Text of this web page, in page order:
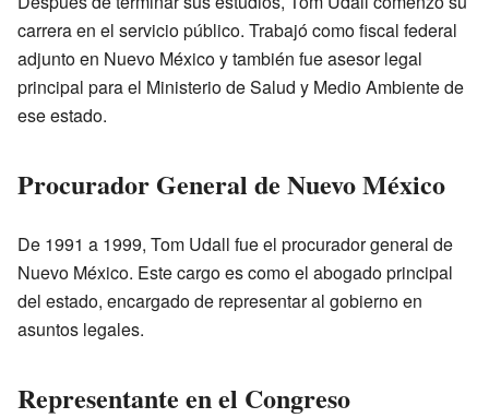
carrera en el servicio público. Trabajó como fiscal federal
adjunto en Nuevo México y también fue asesor legal
principal para el Ministerio de Salud y Medio Ambiente de
ese estado.
Procurador General de Nuevo México
De 1991 a 1999, Tom Udall fue el procurador general de
Nuevo México. Este cargo es como el abogado principal
del estado, encargado de representar al gobierno en
asuntos legales.
Representante en el Congreso